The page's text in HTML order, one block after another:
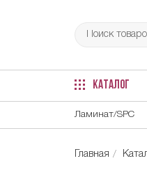
КАТАЛОГ
Ламинат/SPC
Главная